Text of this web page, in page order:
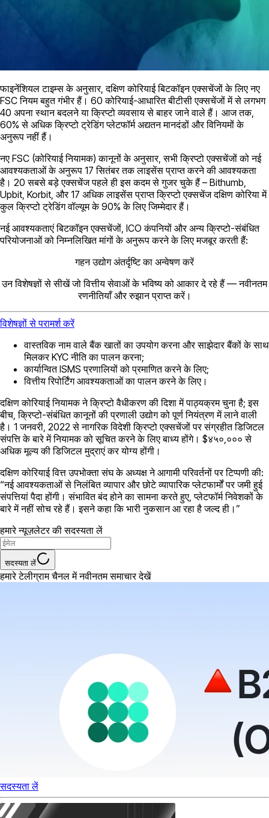
फाइनेंशियल टाइम्स के अनुसार, दक्षिण कोरियाई बिटकॉइन एक्सचेंजों के लिए नए
FSC नियम बहुत गंभीर हैं। 60 कोरियाई-आधारित बीटीसी एक्सचेंजों में से लगभग
40 अपना स्थान बदलने या क्रिप्टो व्यवसाय से बाहर जाने वाले हैं। आज तक,
60% से अधिक क्रिप्टो ट्रेडिंग प्लेटफॉर्म अद्यतन मानदंडों और विनियमों के
अनुरूप नहीं हैं।
नए FSC (कोरियाई नियामक) कानूनों के अनुसार, सभी क्रिप्टो एक्सचेंजों को नई
आवश्यकताओं के अनुरूप 17 सितंबर तक लाइसेंस प्राप्त करने की आवश्यकता
है। 20 सबसे बड़े एक्सचेंज पहले ही इस कदम से गुजर चुके हैं – Bithumb,
Upbit, Korbit, और 17 अधिक लाइसेंस प्राप्त क्रिप्टो एक्सचेंज दक्षिण कोरिया में
कुल क्रिप्टो ट्रेडिंग वॉल्यूम के 90% के लिए जिम्मेदार हैं।
नई आवश्यकताएं बिटकॉइन एक्सचेंजों, ICO कंपनियों और अन्य क्रिप्टो-संबंधित
परियोजनाओं को निम्नलिखित मांगों के अनुरूप करने के लिए मजबूर करती हैं:
गहन उद्योग अंतर्दृष्टि का अन्वेषण करें
उन विशेषज्ञों से सीखें जो वित्तीय सेवाओं के भविष्य को आकार दे रहे हैं — नवीनतम
रणनीतियाँ और रुझान प्राप्त करें।
विशेषज्ञों से परामर्श करें
वास्तविक नाम वाले बैंक खातों का उपयोग करना और साझेदार बैंकों के साथ
मिलकर KYC नीति का पालन करना;
कार्यान्वित ISMS प्रणालियों को प्रमाणित करने के लिए;
वित्तीय रिपोर्टिंग आवश्यकताओं का पालन करने के लिए।
दक्षिण कोरियाई नियामक ने क्रिप्टो वैधीकरण की दिशा में पाठ्यक्रम चुना है; इस
बीच, क्रिप्टो-संबंधित कानूनों की प्रणाली उद्योग को पूर्ण नियंत्रण में लाने वाली
है। 1 जनवरी, 2022 से नागरिक विदेशी क्रिप्टो एक्सचेंजों पर संग्रहीत डिजिटल
संपत्ति के बारे में नियामक को सूचित करने के लिए बाध्य होंगे। $४५०,००० से
अधिक मूल्य की डिजिटल मुद्राएं कर योग्य होंगी।
दक्षिण कोरियाई वित्त उपभोक्ता संघ के अध्यक्ष ने आगामी परिवर्तनों पर टिप्पणी की:
“नई आवश्यकताओं से निलंबित व्यापार और छोटे व्यापारिक प्लेटफार्मों पर जमी हुई
संपत्तियां पैदा होंगी। संभावित बंद होने का सामना करते हुए, प्लेटफॉर्म निवेशकों के
बारे में नहीं सोच रहे हैं। इसने कहा कि भारी नुकसान आ रहा है जल्द ही।”
हमारे न्यूज़लेटर की सदस्यता लें
सदस्यता लें
हमारे टेलीग्राम चैनल में नवीनतम समाचार देखें
सदस्यता लें